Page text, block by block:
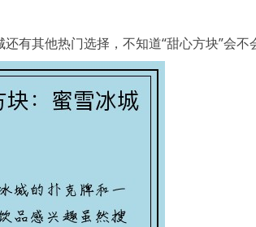
有其他热门选择，不知道“甜心方块”会不